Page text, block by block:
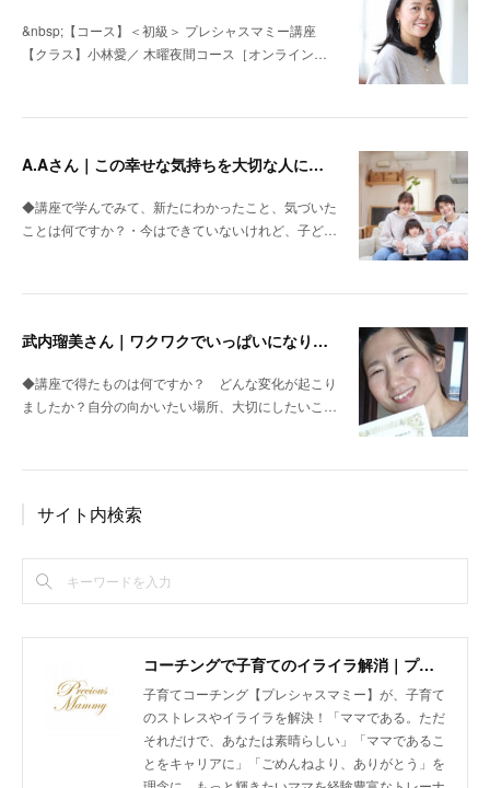
&nbsp;【コース】＜初級＞ プレシャスマミー講座
【クラス】小林愛／ 木曜夜間コース［オンライン…
A.Aさん｜この幸せな気持ちを大切な人に返していきたいと思いました
◆講座で学んでみて、新たにわかったこと、気づいた
ことは何ですか？・今はできていないけれど、子ど…
武内瑠美さん｜ワクワクでいっぱいになりました
◆講座で得たものは何ですか？ どんな変化が起こり
ましたか？自分の向かいたい場所、大切にしたいこ…
サイト内検索
コーチングで子育てのイライラ解消｜プレシャスマミー 公式ホームページ
子育てコーチング【プレシャスマミー】が、子育て
のストレスやイライラを解決！「ママである。ただ
それだけで、あなたは素晴らしい」「ママであるこ
とをキャリアに」「ごめんねより、ありがとう」を